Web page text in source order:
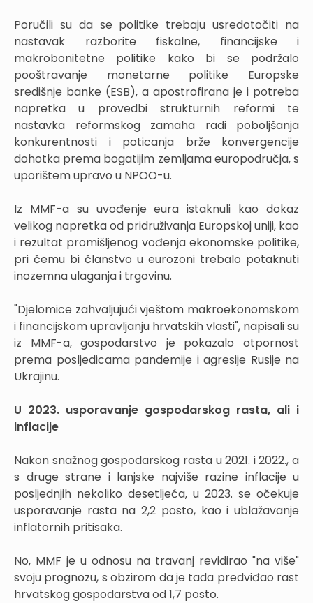
Poručili su da se politike trebaju usredotočiti na
nastavak razborite fiskalne, financijske i
makrobonitetne politike kako bi se podržalo
pooštravanje monetarne politike Europske
središnje banke (ESB), a apostrofirana je i potreba
napretka u provedbi strukturnih reformi te
nastavka reformskog zamaha radi poboljšanja
konkurentnosti i poticanja brže konvergencije
dohotka prema bogatijim zemljama europodručja, s
uporištem upravo u NPOO-u.
Iz MMF-a su uvođenje eura istaknuli kao dokaz
velikog napretka od pridruživanja Europskoj uniji, kao
i rezultat promišljenog vođenja ekonomske politike,
pri čemu bi članstvo u eurozoni trebalo potaknuti
inozemna ulaganja i trgovinu.
"Djelomice zahvaljujući vještom makroekonomskom
i financijskom upravljanju hrvatskih vlasti", napisali su
iz MMF-a, gospodarstvo je pokazalo otpornost
prema posljedicama pandemije i agresije Rusije na
Ukrajinu.
U 2023. usporavanje gospodarskog rasta, ali i
inflacije
Nakon snažnog gospodarskog rasta u 2021. i 2022., a
s druge strane i lanjske najviše razine inflacije u
posljednjih nekoliko desetljeća, u 2023. se očekuje
usporavanje rasta na 2,2 posto, kao i ublažavanje
inflatornih pritisaka.
No, MMF je u odnosu na travanj revidirao "na više"
svoju prognozu, s obzirom da je tada predviđao rast
hrvatskog gospodarstva od 1,7 posto.